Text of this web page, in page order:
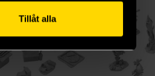
Tillåt alla